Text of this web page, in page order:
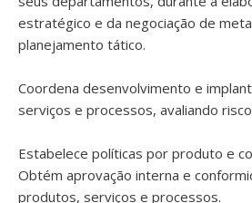
estratégico e da negociação de
planejamento tático.
Coordena desenvolvimento e
serviços e processos, avaliando
Estabelece políticas por produto e
Obtém aprovação interna e
produtos, serviços e processos.